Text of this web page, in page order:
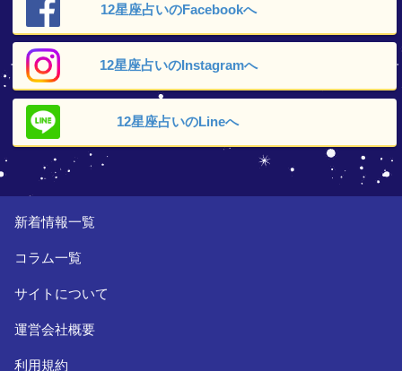
12星座占いのFacebookへ
12星座占いのInstagramへ
12星座占いのLineへ
新着情報一覧
コラム一覧
サイトについて
運営会社概要
利用規約